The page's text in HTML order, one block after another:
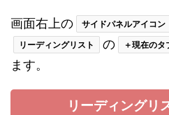
画面右上の サイドパネルアイコン
リーディングリスト の ＋現在のタ
ます。
リーディングリ